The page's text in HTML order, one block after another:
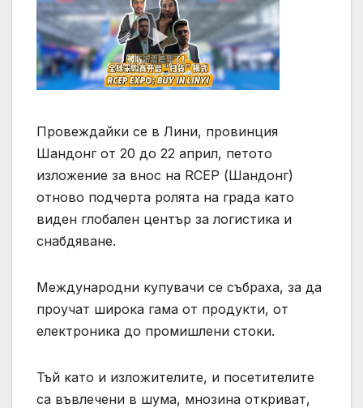
Провеждайки се в Лини, провинция
Шандонг от 20 до 22 април, петото
изложение за внос на RCEP (Шандонг)
отново подчерта ролята на града като
виден глобален център за логистика и
снабдяване.
Международни купувачи се събраха, за да
проучат широка гама от продукти, от
електроника до промишлени стоки.
Тъй като и изложителите, и посетителите
са въвлечени в шума, мнозина откриват,